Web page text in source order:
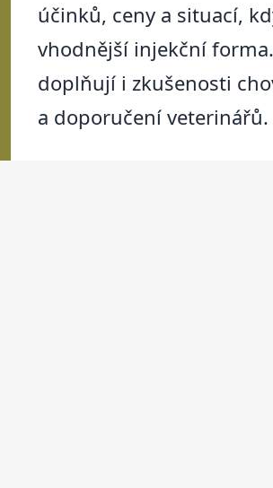
účinků, ceny a situací,
vhodnější injekční
doplňují i zkušenosti
a doporučení veterinářů.